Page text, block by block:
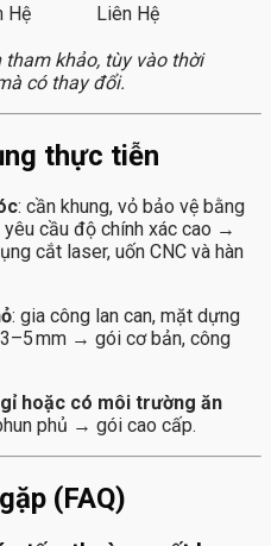
Hệ Liên Hệ
khảo, tùy vào thời
có thay đổi.
thực tiễn
: cần khung, vỏ bảo vệ bằng
cầu độ chính xác cao →
cắt laser, uốn CNC và hàn
: gia công lan can, mặt dựng
mm → gói cơ bản, công
hoặc có môi trường ăn
phủ → gói cao cấp.
(FAQ)